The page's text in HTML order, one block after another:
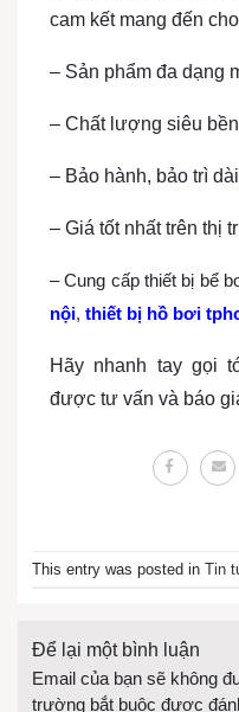
cam kết mang đến
– Sản phẩm đa dạng
– Chất lượng siêu
– Bảo hành, bảo trì
– Giá tốt nhất trên thị
– Cung cấp thiết bị bể
nội, thiết bị hồ bơi
Hãy nhanh tay gọi
được tư vấn và báo
This entry was posted in Tin
Để lại một bình luận
Email của bạn sẽ không
trường bắt buộc được